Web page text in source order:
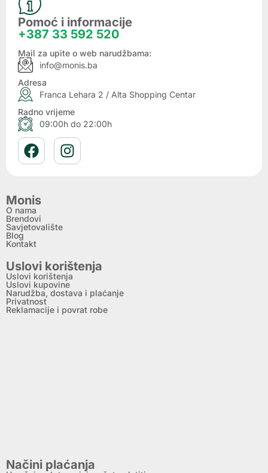
Pomoć i informacije
+387 33 592 520
Mail za upite o web narudžbama:
info@monis.ba
Adresa
Franca Lehara 2 / Alta Shopping Centar
Radno vrijeme
09:00h do 22:00h
Monis
O nama
Brendovi
Savjetovalište
Blog
Kontakt
Uslovi korištenja
Uslovi korištenja
Uslovi kupovine
Narudžba, dostava i plaćanje
Privatnost
Reklamacije i povrat robe
Načini plaćanja